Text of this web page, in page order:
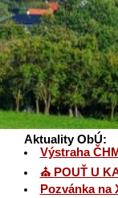
Aktuality ObÚ:
Výstraha
⛪ POUŤ U
Pozvánka na